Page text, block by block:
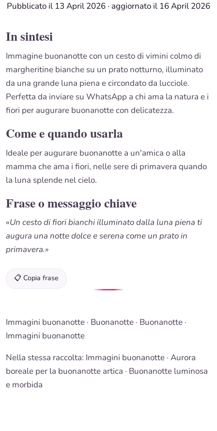
Pubblicato il 13 April 2026 · aggiornato il 16 April 2026
In sintesi
Immagine buonanotte con un cesto di vimini colmo di
margheritine bianche su un prato notturno, illuminato
da una grande luna piena e circondato da lucciole.
Perfetta da inviare su WhatsApp a chi ama la natura e i
fiori per augurare buonanotte con delicatezza.
Come e quando usarla
Ideale per augurare buonanotte a un'amica o alla
mamma che ama i fiori, nelle sere di primavera quando
la luna splende nel cielo.
Frase o messaggio chiave
«Un cesto di fiori bianchi illuminato dalla luna piena ti
augura una notte dolce e serena come un prato in
primavera.»
📋 Copia frase
Immagini buonanotte · Buonanotte · Buonanotte ·
Immagini buonanotte
Nella stessa raccolta: Immagini buonanotte · Aurora
boreale per la buonanotte artica · Buonanotte luminosa
e morbida